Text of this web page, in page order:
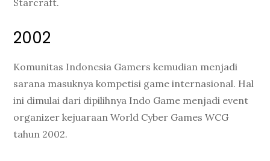
Starcraft.
2002
Komunitas Indonesia Gamers kemudian menjadi
sarana masuknya kompetisi game internasional. Hal
ini dimulai dari dipilihnya Indo Game menjadi event
organizer kejuaraan World Cyber Games WCG
tahun 2002.